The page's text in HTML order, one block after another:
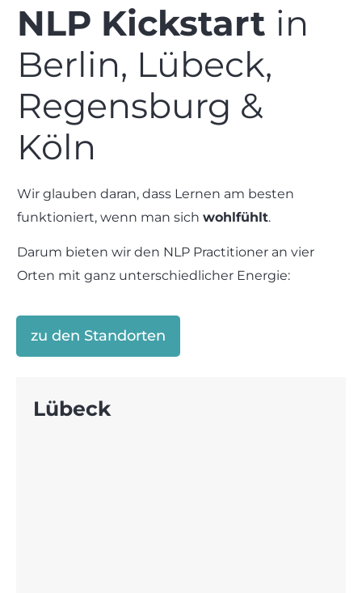
NLP Kickstart in
Berlin, Lübeck,
Regensburg &
Köln
Wir glauben daran, dass Lernen am besten
funktioniert, wenn man sich wohlfühlt.
Darum bieten wir den NLP Practitioner an vier
Orten mit ganz unterschiedlicher Energie:
zu den Standorten
Lübeck